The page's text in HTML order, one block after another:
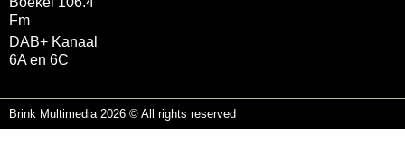
Fm
DAB+ Kanaal
6A en 6C
Brink Multimedia 2026 © All rights reserved